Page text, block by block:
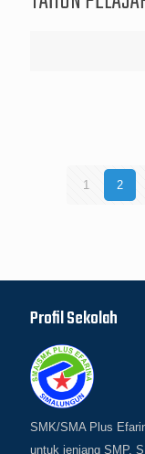
1 2
Profil Sekolah
SMK/SMA Plus
untuk jenjang SMP,